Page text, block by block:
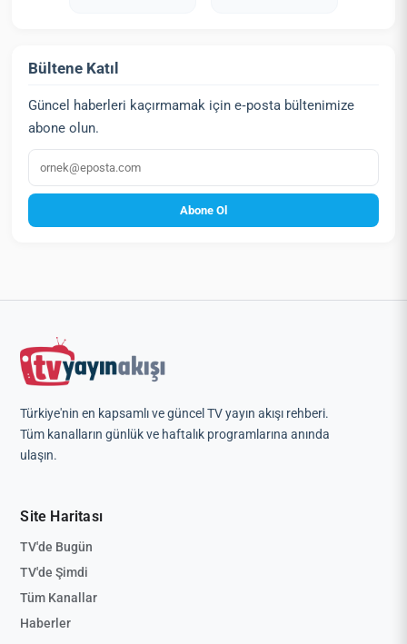
Bültene Katıl
Güncel haberleri kaçırmamak için e‑posta bültenimize
abone olun.
E‑posta
Abone Ol
Türkiye'nin en kapsamlı ve güncel TV yayın akışı rehberi.
Tüm kanalların günlük ve haftalık programlarına anında
ulaşın.
Site Haritası
TV'de Bugün
TV'de Şimdi
Tüm Kanallar
Haberler